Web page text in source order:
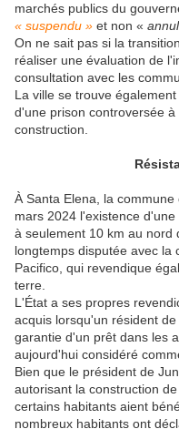
marchés publics du
« suspendu » et non «
On ne sait pas si la
réaliser une évaluation de
consultation avec les
La ville se trouve également
d'une prison controversée
construction.
À Santa Elena, la
mars 2024 l'existence
à seulement 10 km au nord
longtemps disputée avec la
Pacifico, qui revendique
terre.
L'État a ses propres
acquis lorsqu'un résident
garantie d'un prêt dans les
aujourd'hui considéré
Bien que le président de
autorisant la construction
certains habitants aient
nombreux habitants ont